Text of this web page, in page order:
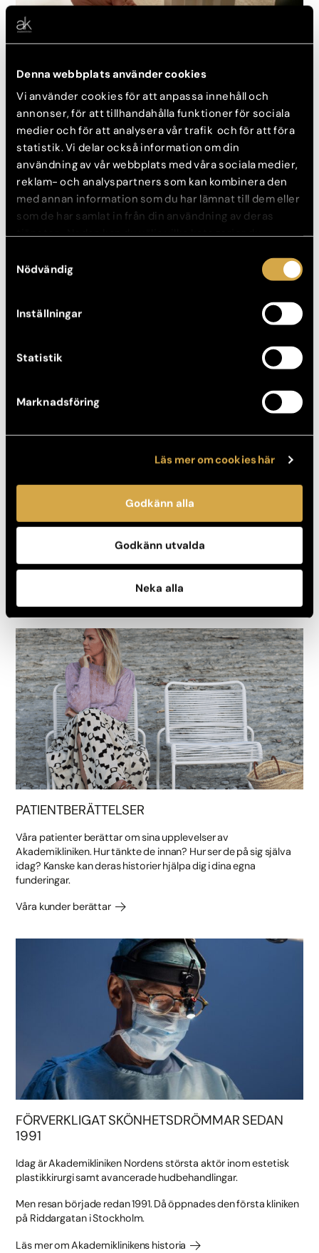
Denna webbplats använder cookies
Vi använder cookies för att anpassa innehåll och
annonser, för att tillhandahålla funktioner för sociala
medier och för att analysera vår trafik och för att föra
statistik. Vi delar också information om din
användning av vår webbplats med våra sociala medier,
reklam- och analyspartners som kan kombinera den
med annan information som du har lämnat till dem eller
som de har samlat in från din användning av deras
tjänster. Nedan kan du välja vilka kategorier du
mer information om hur varje kategori används.
Nödvändig
Inställningar
Statistik
Marknadsföring
Läs mer om cookies här
Godkänn alla
Godkänn utvalda
Neka alla
MOMMY MAKE OVER
En kombination av ingrepp som innebär innebär
bröstkirurgi, bukplastik och fettsugning. För dig som
vill hitta tillbaka till kroppen innan graviditet.
RUNDTUR PÅ AKADEMIKLINIKEN
enhet i Storängsbotten, Stockholm.
Detta är en av få verksamheter inom estetisk plastikkirurgi som
har sjukhusklassad struktur och säkerhetsnivå. Här arbetar
kirurger, sjuksköterskor, tandläkare, hudterapeuter och
administrativ personal tillsammans för att skapa en så trygg
och säker vårdmiljö för dig som möjligt.
PATIENTBERÄTTELSER
Våra patienter berättar om sina upplevelser av
Akademikliniken. Hur tänkte de innan? Hur ser de på sig själva
idag? Kanske kan deras historier hjälpa dig i dina egna
funderingar.
Våra kunder berättar
FÖRVERKLIGAT SKÖNHETSDRÖMMAR SEDAN
1991
Idag är Akademikliniken Nordens största aktör inom estetisk
plastikkirurgi samt avancerade hudbehandlingar.
Men resan började redan 1991. Då öppnades den första kliniken
på Riddargatan i Stockholm.
Läs mer om Akademiklinikens historia